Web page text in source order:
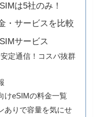
は5社のみ！
・サービスを比較
サービス
定通信！コスパ抜群
けeSIMの料金一覧
ありで容量を気にせ